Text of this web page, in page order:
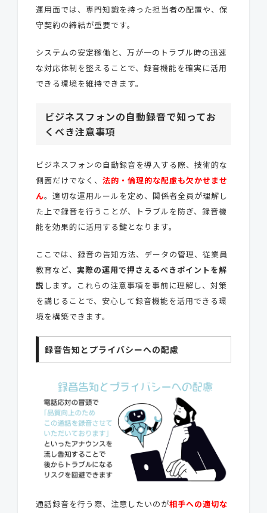
運用面では、専門知識を持った担当者の配置や、保
守契約の締結が重要です。
システムの安定稼働と、万が一のトラブル時の迅速
な対応体制を整えることで、録音機能を確実に活用
できる環境を維持できます。
ビジネスフォンの自動録音で知ってお
くべき注意事項
ビジネスフォンの自動録音を導入する際、技術的な
側面だけでなく、 法的・倫理的な配慮も欠かせませ
ん。適切な運用ルールを定め、関係者全員が理解し
た上で録音を行うことが、トラブルを防ぎ、録音機
能を効果的に活用する鍵となります。
ここでは、録音の告知方法、データの管理、従業員
教育など、 実際の運用で押さえるべきポイントを解
説 します。これらの注意事項を事前に理解し、対策
を講じることで、安心して録音機能を活用できる環
境を構築できます。
録音告知とプライバシーへの配慮
通話録音を行う際、注意したいのが相手への適切な